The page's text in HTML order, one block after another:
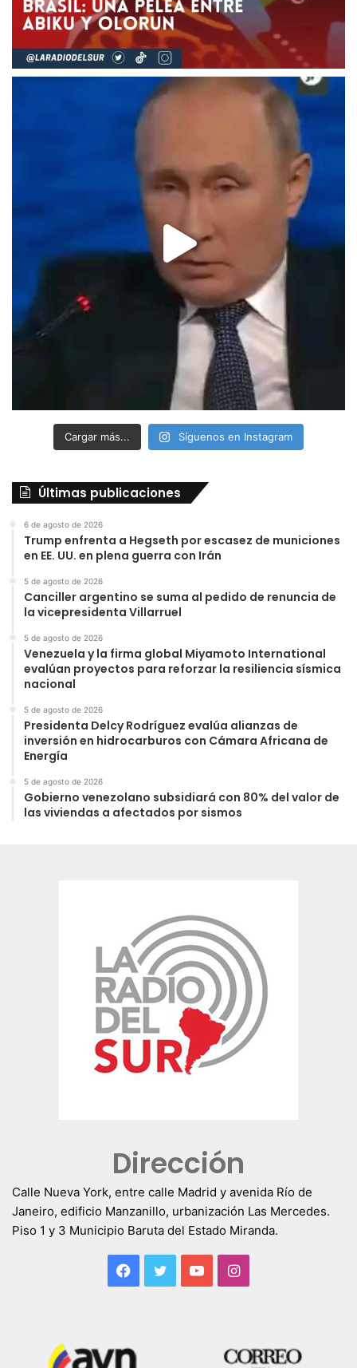
Cargar más... Síguenos en Instagram
Últimas publicaciones
6 de agosto de 2026
Trump enfrenta a Hegseth por escasez de municiones
en EE. UU. en plena guerra con Irán
5 de agosto de 2026
Canciller argentino se suma al pedido de renuncia de
la vicepresidenta Villarruel
5 de agosto de 2026
Venezuela y la firma global Miyamoto International
evalúan proyectos para reforzar la resiliencia sísmica
nacional
5 de agosto de 2026
Presidenta Delcy Rodríguez evalúa alianzas de
inversión en hidrocarburos con Cámara Africana de
Energía
5 de agosto de 2026
Gobierno venezolano subsidiará con 80% del valor de
las viviendas a afectados por sismos
Dirección
Calle Nueva York, entre calle Madrid y avenida Río de
Janeiro, edificio Manzanillo, urbanización Las Mercedes.
Piso 1 y 3 Municipio Baruta del Estado Miranda.
Facebook
TwitterYouTubeInstagram